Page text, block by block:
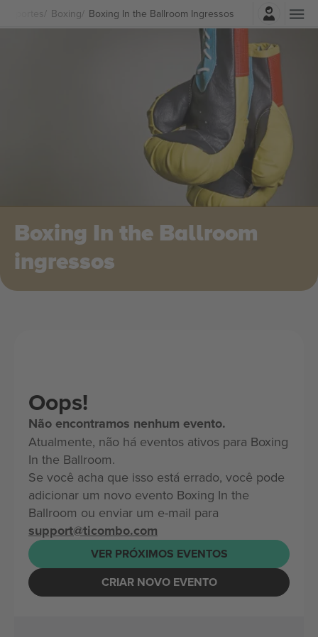
Esportes Boxing Boxing In the Ballroom Ingressos
Entrar
Boxing In the Ballroom
ingressos
Oops!
Não encontramos nenhum evento.
Atualmente, não há eventos ativos para Boxing
In the Ballroom.
Se você acha que isso está errado, você pode
adicionar um novo evento Boxing In the
Ballroom ou enviar um e-mail para
support@ticombo.com
VER PRÓXIMOS EVENTOS
CRIAR NOVO EVENTO